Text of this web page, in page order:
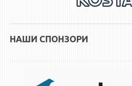
НАШИ СПОНЗОРИ